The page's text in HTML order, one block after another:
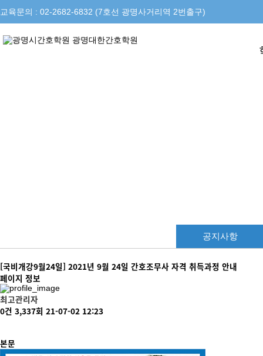
교육문의 : 02-2682-6832 (7호선 광명사거리역 2번출구)
공지사항
[국비개강9월24일] 2021년 9월 24일 간호조무사 자격 취득과정 안내
페이지 정보
최고관리자
0건 3,337회 21-07-02 12:23
본문